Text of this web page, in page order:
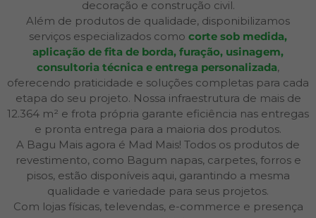
decoração e construção civil.
Além de produtos de qualidade, disponibilizamos
serviços especializados como corte sob medida,
aplicação de fita de borda, furação, usinagem,
consultoria técnica e entrega personalizada,
oferecendo praticidade e soluções completas para cada
etapa do seu projeto. Nossa infraestrutura de mais de
12.364 m² e frota própria garante eficiência nas entregas
e pronta entrega para a maioria dos produtos.
A Bagu Mais agora é Mad Mais! Todos os produtos de
revestimento, como Bagum napas, carpetes, forros e
pisos, estão disponíveis aqui, garantindo a mesma
qualidade e variedade para seus projetos.
Com lojas físicas, televendas, e-commerce e presença